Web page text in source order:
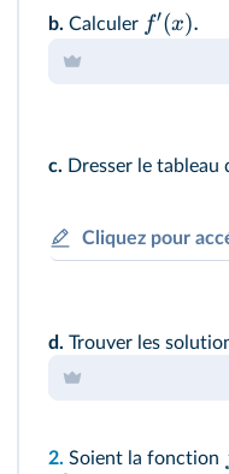
b. Calculer f′(x).
c. Dresser le tableau
Cliquez pour
d. Trouver les
2. Soient la fonction